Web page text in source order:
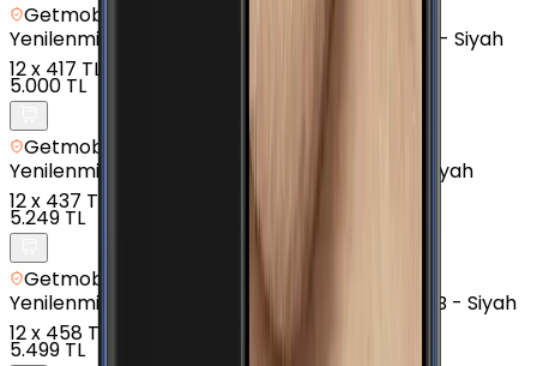
Getmobil Güvencesi
Yenilenmiş
Samsung Galaxy A7 (2016) - 16 GB - Siyah
12x 417 TL
5.000 TL
Getmobil Güvencesi
Yenilenmiş
Samsung Galaxy J3 Pro - 16 GB - Siyah
12x 437 TL
5.249 TL
Getmobil Güvencesi
Yenilenmiş
Samsung Galaxy J7 Prime 2 - 32 GB - Siyah
12x 458 TL
5.499 TL